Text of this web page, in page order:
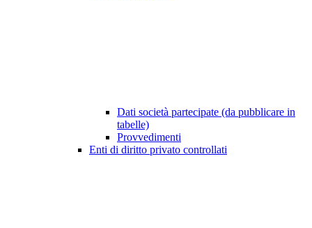
Dati società partecipate (da pubblicare in
tabelle)
Provvedimenti
Enti di diritto privato controllati